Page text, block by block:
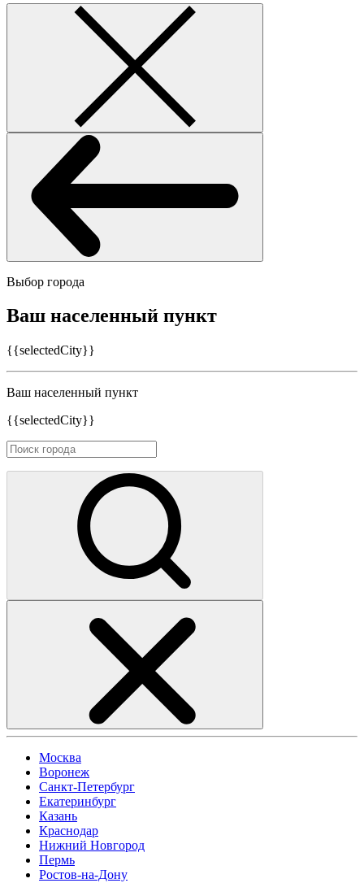
Выбор города
Ваш населенный пункт
{{selectedCity}}
Ваш населенный пункт
{{selectedCity}}
Москва
Воронеж
Санкт-Петербург
Екатеринбург
Казань
Краснодар
Нижний Новгород
Пермь
Ростов-на-Дону